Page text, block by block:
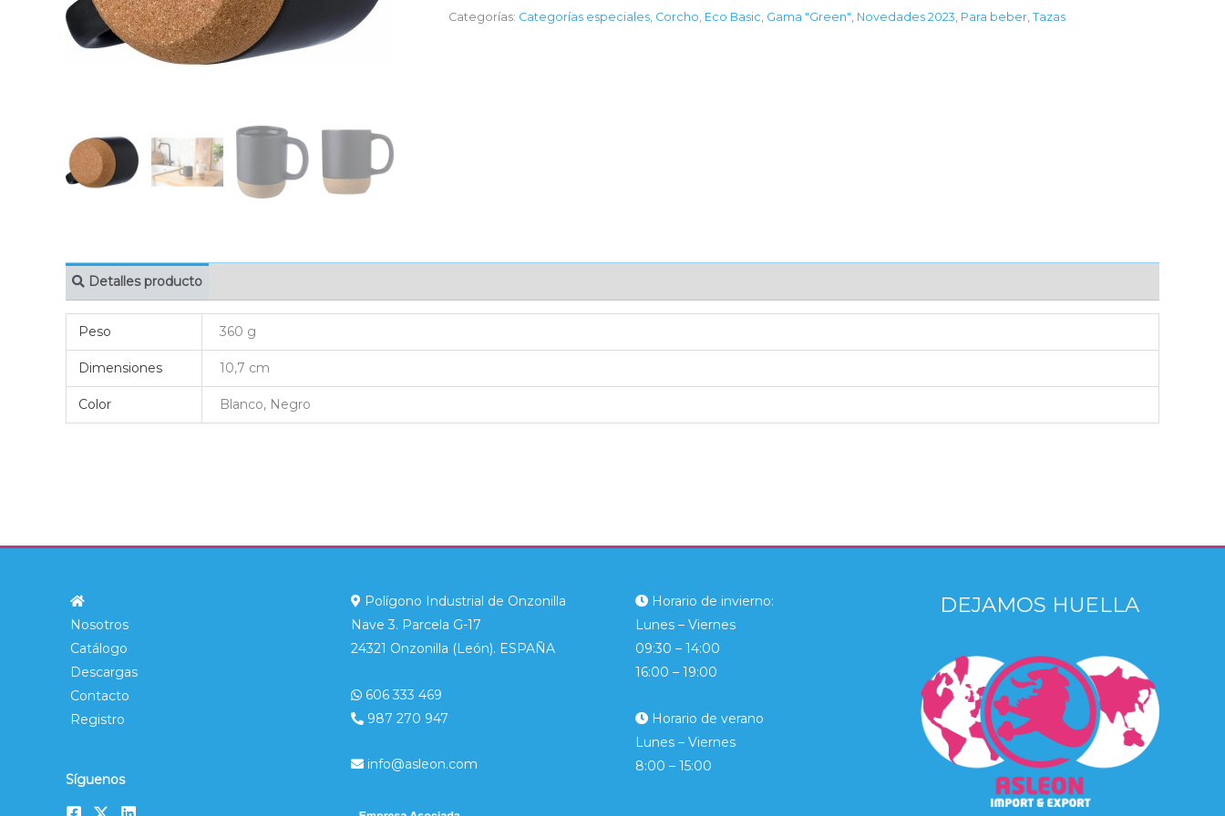
Categorías: Categorías especiales, Corcho, Eco Basic, Gama "Green", Novedades 2023, Para beber, Tazas
Detalles producto
Peso 360 g
Dimensiones 10,7 cm
Color Blanco, Negro
Nosotros
Catálogo
Descargas
Contacto
Registro
Síguenos
Polígono Industrial de Onzonilla
Nave 3. Parcela G-17
24321 Onzonilla (León). ESPAÑA
606 333 469
987 270 947
info@asleon.com
Horario de invierno:
Lunes – Viernes
09:30 – 14:00
16:00 – 19:00
Horario de verano
Lunes – Viernes
8:00 – 15:00
DEJAMOS HUELLA